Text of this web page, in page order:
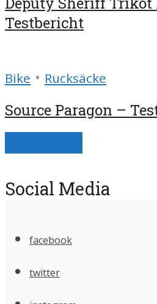
Testbericht
Bike • Rucksäcke
Source Paragon –
Social Media
facebook
twitter